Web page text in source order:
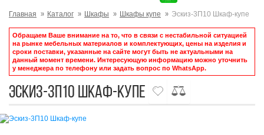
Главная Каталог Шкафы Шкафы купе Эскиз-3П10 Шкаф-купе
Обращаем Ваше внимание на то, что в связи с нестабильной ситуацией
на рынке мебельных материалов и комплектующих, цены на изделия и
сроки поставки, указанные на сайте могут быть не актуальными на
данный момент времени. Интересующую информацию можно уточнить
у менеджера по телефону или задать вопрос по WhatsApp.
Эскиз-3П10 Шкаф-купе